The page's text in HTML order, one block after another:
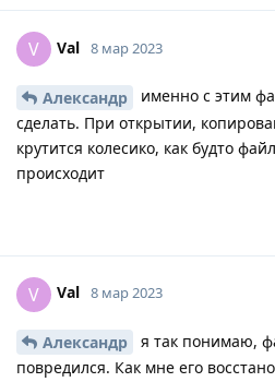
V Val 8 мар 2023
Александр
именно с этим
сделать. При открытии,
крутится колесико, как будто
происходит
V Val 8 мар 2023
Александр
я так понимаю,
повредился. Как мне его